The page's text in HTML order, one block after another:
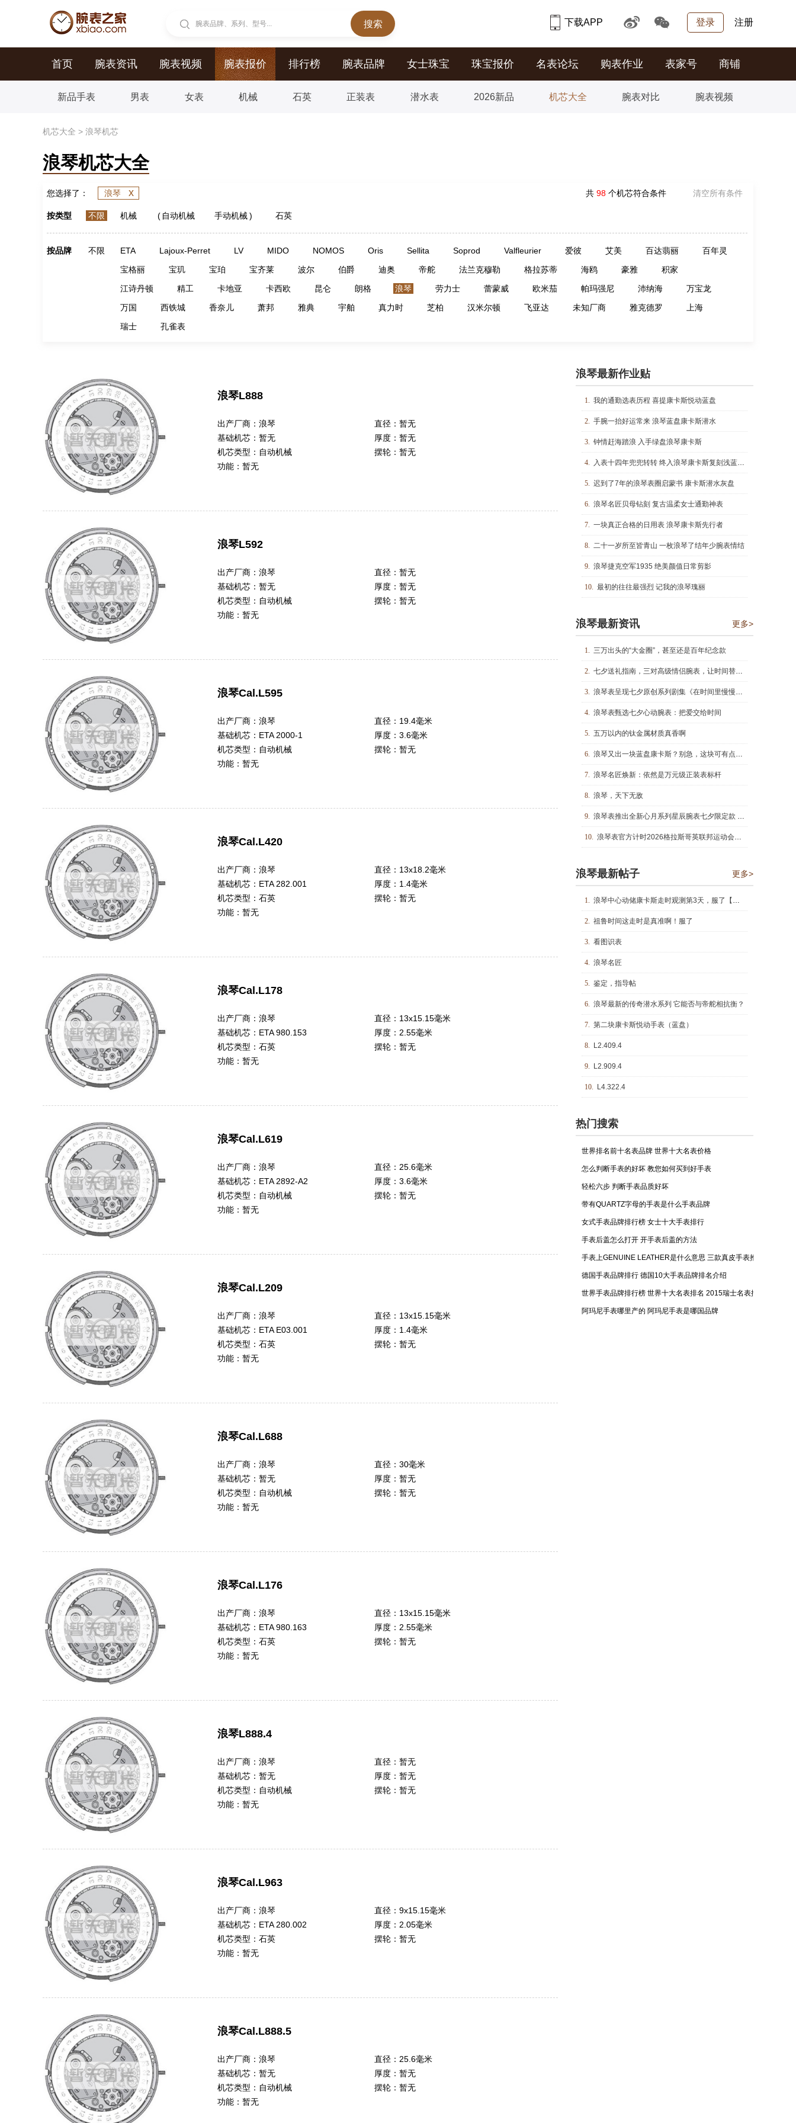
腕表品牌、系列、型号... 登录 注册
下载APP
首页 腕表资讯 腕表视频 腕表报价 排行榜 腕表品牌 女士珠宝 珠宝报价 名表论坛 购表作业 表家号 商铺
新品手表 男表 女表 机械 石英 正装表 潜水表 2026新品 机芯大全 腕表对比 腕表视频
机芯大全 > 浪琴机芯
浪琴机芯大全
您选择了： 浪琴 x 清空所有条件
共 98 个机芯符合条件
按类型 不限 机械 ( 自动机械 手动机械) 石英
按品牌 不限 ETA Lajoux-Perret LV MIDO NOMOS Oris Sellita Soprod Valfleurier 爱彼 艾美 百达翡丽
百年灵
宝格丽
宝玑 宝珀 宝齐莱 波尔 伯爵 迪奥 帝舵 法兰克穆勒 格拉苏蒂 海鸥 豪雅
积家
江诗丹顿
精工 卡地亚 卡西欧 昆仑 朗格 浪琴 劳力士 蕾蒙威 欧米茄 帕玛强尼 沛纳海
万宝龙
万国
西铁城 香奈儿 萧邦 雅典 宇舶 真力时 芝柏 汉米尔顿 飞亚达 未知厂商 雅克德罗
上海
瑞士
孔雀表
浪琴L888
出产厂商： 浪琴 直径： 暂无
基础机芯： 暂无 厚度： 暂无
机芯类型： 自动机械 摆轮： 暂无
功能： 暂无
浪琴L592
出产厂商： 浪琴 直径： 暂无
基础机芯： 暂无 厚度： 暂无
机芯类型： 自动机械 摆轮： 暂无
功能： 暂无
浪琴Cal.L595
出产厂商： 浪琴 直径： 19.4毫米
基础机芯： ETA 2000-1 厚度： 3.6毫米
机芯类型： 自动机械 摆轮： 暂无
功能： 暂无
浪琴Cal.L420
出产厂商： 浪琴 直径： 13x18.2毫米
基础机芯： ETA 282.001 厚度： 1.4毫米
机芯类型： 石英 摆轮： 暂无
功能： 暂无
浪琴Cal.L178
出产厂商： 浪琴 直径： 13x15.15毫米
基础机芯： ETA 980.153 厚度： 2.55毫米
机芯类型： 石英 摆轮： 暂无
功能： 暂无
浪琴Cal.L619
出产厂商： 浪琴 直径： 25.6毫米
基础机芯： ETA 2892-A2 厚度： 3.6毫米
机芯类型： 自动机械 摆轮： 暂无
功能： 暂无
浪琴Cal.L209
出产厂商： 浪琴 直径： 13x15.15毫米
基础机芯： ETA E03.001 厚度： 1.4毫米
机芯类型： 石英 摆轮： 暂无
功能： 暂无
浪琴Cal.L688
出产厂商： 浪琴 直径： 30毫米
基础机芯： 暂无 厚度： 暂无
机芯类型： 自动机械 摆轮： 暂无
功能： 暂无
浪琴Cal.L176
出产厂商： 浪琴 直径： 13x15.15毫米
基础机芯： ETA 980.163 厚度： 2.55毫米
机芯类型： 石英 摆轮： 暂无
功能： 暂无
浪琴L888.4
出产厂商： 浪琴 直径： 暂无
基础机芯： 暂无 厚度： 暂无
机芯类型： 自动机械 摆轮： 暂无
功能： 暂无
浪琴Cal.L963
出产厂商： 浪琴 直径： 9x15.15毫米
基础机芯： ETA 280.002 厚度： 2.05毫米
机芯类型： 石英 摆轮： 暂无
功能： 暂无
浪琴Cal.L888.5
出产厂商： 浪琴 直径： 25.6毫米
基础机芯： 暂无 厚度： 暂无
机芯类型： 自动机械 摆轮： 暂无
功能： 暂无
浪琴最新作业贴
1. 我的通勤选表历程 喜提康卡斯悦动蓝盘
2. 手腕一抬好运常来 浪琴蓝盘康卡斯潜水
3. 钟情赶海踏浪 入手绿盘浪琴康卡斯
4. 入表十四年兜兜转转 终入浪琴康卡斯复刻浅蓝盘动储
5. 迟到了7年的浪琴表圈启蒙书 康卡斯潜水灰盘
6. 浪琴名匠贝母钻刻 复古温柔女士通勤神表
7. 一块真正合格的日用表 浪琴康卡斯先行者
8. 二十一岁所至皆青山 一枚浪琴了结年少腕表情结
9. 浪琴捷克空军1935 绝美颜值日常剪影
10. 最初的往往最强烈 记我的浪琴瑰丽
浪琴最新资讯 更多>
1. 三万出头的“大金圈”，甚至还是百年纪念款
2. 七夕送礼指南，三对高级情侣腕表，让时间替你表达爱意
3. 浪琴表呈现七夕原创系列剧集《在时间里慢慢靠近》
4. 浪琴表甄选七夕心动腕表：把爱交给时间
5. 五万以内的钛金属材质真香啊
6. 浪琴又出一块蓝盘康卡斯？别急，这块可有点不一样
7. 浪琴名匠焕新：依然是万元级正装表标杆
8. 浪琴，天下无敌
9. 浪琴表推出全新心月系列星辰腕表七夕限定款 浪琴表优雅形象大使于适特别推荐
10. 浪琴表官方计时2026格拉斯哥英联邦运动会：64年，高科技计时不离场
浪琴最新帖子 更多>
1. 浪琴中心动储康卡斯走时观测第3天，服了【非天文台认证】
2. 祖鲁时间这走时是真准啊！服了
3. 看图识表
4. 浪琴名匠
5. 鉴定，指导帖
6. 浪琴最新的传奇潜水系列 它能否与帝舵相抗衡？
7. 第二块康卡斯悦动手表（蓝盘）
8. L2.409.4
9. L2.909.4
10. L4.322.4
热门搜索
世界排名前十名表品牌 世界十大名表价格
怎么判断手表的好坏 教您如何买到好手表
轻松六步 判断手表品质好坏
带有QUARTZ字母的手表是什么手表品牌
女式手表品牌排行榜 女士十大手表排行
手表后盖怎么打开 开手表后盖的方法
手表上GENUINE LEATHER是什么意思 三款真皮手表推荐！
德国手表品牌排行 德国10大手表品牌排名介绍
世界手表品牌排行榜 世界十大名表排名 2015瑞士名表排行榜
阿玛尼手表哪里产的 阿玛尼手表是哪国品牌